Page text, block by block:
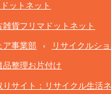
ットネット
雑貨フリマドットネット
ア事業部 リサイクルシ
品整理お片付け
りサイト：リサイクル生活